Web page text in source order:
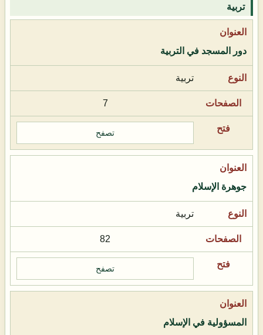
تربية
دور المسجد في التربية
تربية
7
تصفح
جوهرة الإسلام
تربية
82
تصفح
المسؤولية في الإسلام